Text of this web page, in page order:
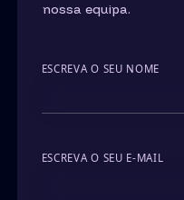
nossa equipa.
ESCREVA O SEU NOME
ESCREVA O SEU E-MAIL